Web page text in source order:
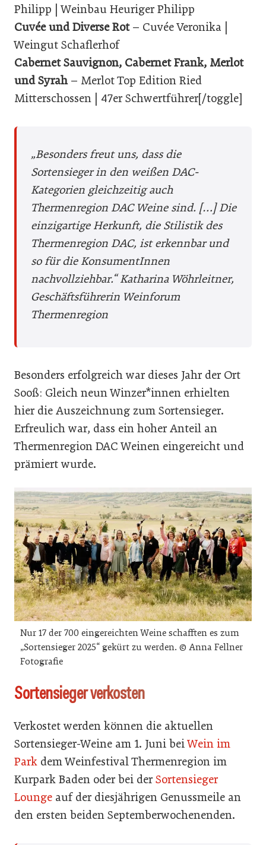
Philipp | Weinbau Heuriger Philipp
Cuvée und Diverse Rot– Cuvée Veronika |
Weingut Schaflerhof
Cabernet Sauvignon, Cabernet Frank, Merlot
und Syrah– Merlot Top Edition Ried
Mitterschossen | 47er Schwertführer[/toggle]
„Besonders freut uns, dass die
Sortensieger in den weißen DAC-
Kategorien gleichzeitig auch
Thermenregion DAC Weine sind. […] Die
einzigartige Herkunft, die Stilistik des
Thermenregion DAC, ist erkennbar und
so für die KonsumentInnen
nachvollziehbar.“Katharina Wöhrleitner,
Geschäftsführerin Weinforum
Thermenregion
Besonders erfolgreich war dieses Jahr der Ort
Sooß: Gleich neun Winzer*innen erhielten
hier die Auszeichnung zum Sortensieger.
Erfreulich war, dass ein hoher Anteil an
Thermenregion DAC Weinen eingereicht und
prämiert wurde.
Nur 17 der 700 eingereichten Weine schafften es zum
„Sortensieger 2025“ gekürt zu werden. © Anna Fellner
Fotografie
Sortensieger verkosten
Verkostet werden können die aktuellen
Sortensieger-Weine am 1. Juni beiWein im
Park dem Weinfestival Thermenregion im
Kurpark Baden oder bei der Sortensieger
Lounge auf der diesjährigen Genussmeile an
den ersten beiden Septemberwochenenden.